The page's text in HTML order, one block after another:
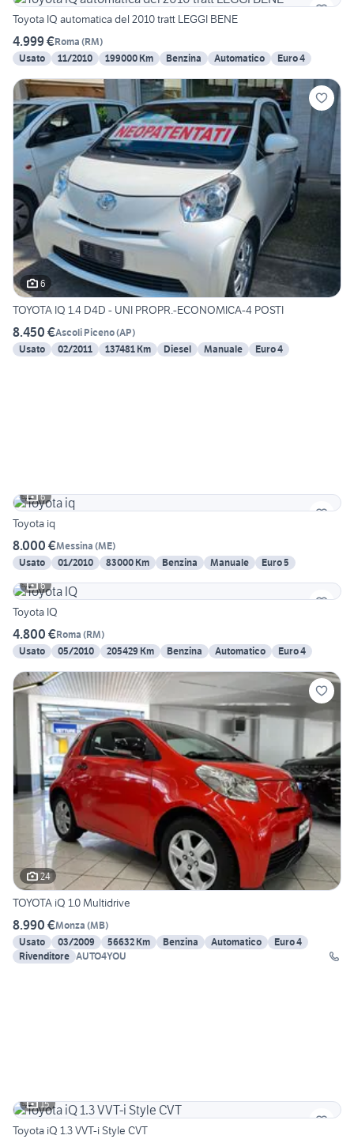
Toyota IQ automatica del 2010 tratt LEGGI BENE
4.999 €Roma (RM)
Usato
11/2010 199000 Km Benzina Automatico Euro 4
6
TOYOTA IQ 1.4 D4D - UNI PROPR.-ECONOMICA-4 POSTI
8.450 €Ascoli Piceno(AP)
Usato
02/2011 137481 Km Diesel Manuale Euro 4
6
Toyota iq
8.000 €Messina (ME)
Usato
01/2010 83000 Km Benzina Manuale
Euro 5
6
Toyota IQ
4.800 €Roma (RM)
Usato
05/2010 205429 Km Benzina Automatico Euro 4
24
TOYOTA iQ 1.0 Multidrive
8.990 €Monza (MB)
Usato
03/2009 56632 Km Benzina Automatico
Euro 4
Rivenditore AUTO4YOU
15
Toyota iQ 1.3 VVT-i Style CVT